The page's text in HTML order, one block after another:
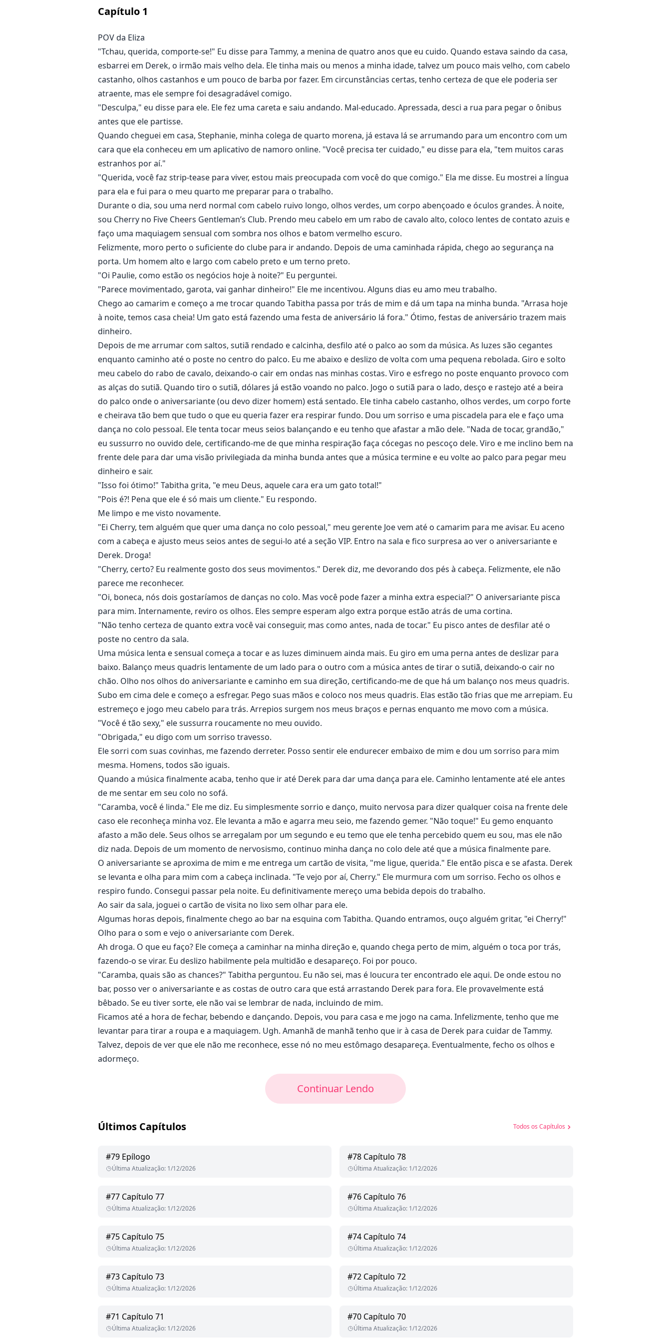
língua, pedindo entrada. Eu cedi e senti sua língua varrer minha boca. Ele me puxou para mais perto dele, sua ereção
pressionando contra meu estômago. Eu me senti sobrecarregada pelo seu cheiro, seu calor e seu gosto. Naquele momento,
Quando nos separamos, eu estava ofegante.
“É assim que você faz o momento certo.” Ele disse com uma piscadela antes de nadar para longe. Aquele idiota.
Eliza é uma humana que cuida da Tammy, de 4 anos, durante o dia, e dança em um clube de strip à noite.
Quando Derek leva seu melhor amigo Tanner ao clube de strip para uma surpresa de aniversário, ele conhece Eliza e fica
imediatamente encantado por ela.
O problema é que Derek é o irmão de Tammy, a menina que ela cuida. Ele logo a reconhece e acaba fazendo com que ela seja
demitida quando ela resistiu às suas investidas sexuais.
Incapaz de pagar o aluguel na cidade agora, ela se muda de volta para a casa do pai.
Em sua antiga cidade, ela encontra rostos antigos e novos. Trey, seu melhor amigo durante a escola, e Luke, um homem
misterioso com um segredo.
De repente, ela se vê cercada por lobisomens e vampiros em um mundo que ela não sabia que existia.
Três homens estão atrás de Eliza, mas apenas um ganhará seu coração.
Capítulo 1
POV da Eliza
"Tchau, querida, comporte-se!" Eu disse para Tammy, a menina de quatro anos que eu cuido. Quando estava saindo da casa,
esbarrei em Derek, o irmão mais velho dela. Ele tinha mais ou menos a minha idade, talvez um pouco mais velho, com cabelo
castanho, olhos castanhos e um pouco de barba por fazer. Em circunstâncias certas, tenho certeza de que ele poderia ser
atraente, mas ele sempre foi desagradável comigo.
"Desculpa," eu disse para ele. Ele fez uma careta e saiu andando. Mal-educado. Apressada, desci a rua para pegar o ônibus
antes que ele partisse.
Quando cheguei em casa, Stephanie, minha colega de quarto morena, já estava lá se arrumando para um encontro com um
cara que ela conheceu em um aplicativo de namoro online. "Você precisa ter cuidado," eu disse para ela, "tem muitos caras
estranhos por aí."
"Querida, você faz strip-tease para viver, estou mais preocupada com você do que comigo." Ela me disse. Eu mostrei a língua
para ela e fui para o meu quarto me preparar para o trabalho.
Durante o dia, sou uma nerd normal com cabelo ruivo longo, olhos verdes, um corpo abençoado e óculos grandes. À noite,
sou Cherry no Five Cheers Gentleman’s Club. Prendo meu cabelo em um rabo de cavalo alto, coloco lentes de contato azuis e
faço uma maquiagem sensual com sombra nos olhos e batom vermelho escuro.
Felizmente, moro perto o suficiente do clube para ir andando. Depois de uma caminhada rápida, chego ao segurança na
porta. Um homem alto e largo com cabelo preto e um terno preto.
"Oi Paulie, como estão os negócios hoje à noite?" Eu perguntei.
"Parece movimentado, garota, vai ganhar dinheiro!" Ele me incentivou. Alguns dias eu amo meu trabalho.
Chego ao camarim e começo a me trocar quando Tabitha passa por trás de mim e dá um tapa na minha bunda. "Arrasa hoje
à noite, temos casa cheia! Um gato está fazendo uma festa de aniversário lá fora." Ótimo, festas de aniversário trazem mais
dinheiro.
Depois de me arrumar com saltos, sutiã rendado e calcinha, desfilo até o palco ao som da música. As luzes são cegantes
enquanto caminho até o poste no centro do palco. Eu me abaixo e deslizo de volta com uma pequena rebolada. Giro e solto
meu cabelo do rabo de cavalo, deixando-o cair em ondas nas minhas costas. Viro e esfrego no poste enquanto provoco com
as alças do sutiã. Quando tiro o sutiã, dólares já estão voando no palco. Jogo o sutiã para o lado, desço e rastejo até a beira
do palco onde o aniversariante (ou devo dizer homem) está sentado. Ele tinha cabelo castanho, olhos verdes, um corpo forte
e cheirava tão bem que tudo o que eu queria fazer era respirar fundo. Dou um sorriso e uma piscadela para ele e faço uma
dança no colo pessoal. Ele tenta tocar meus seios balançando e eu tenho que afastar a mão dele. "Nada de tocar, grandão,"
eu sussurro no ouvido dele, certificando-me de que minha respiração faça cócegas no pescoço dele. Viro e me inclino bem na
frente dele para dar uma visão privilegiada da minha bunda antes que a música termine e eu volte ao palco para pegar meu
dinheiro e sair.
"Isso foi ótimo!" Tabitha grita, "e meu Deus, aquele cara era um gato total!"
"Pois é?! Pena que ele é só mais um cliente." Eu respondo.
Me limpo e me visto novamente.
"Ei Cherry, tem alguém que quer uma dança no colo pessoal," meu gerente Joe vem até o camarim para me avisar. Eu aceno
com a cabeça e ajusto meus seios antes de segui-lo até a seção VIP. Entro na sala e fico surpresa ao ver o aniversariante e
Derek. Droga!
"Cherry, certo? Eu realmente gosto dos seus movimentos." Derek diz, me devorando dos pés à cabeça. Felizmente, ele não
parece me reconhecer.
"Oi, boneca, nós dois gostaríamos de danças no colo. Mas você pode fazer a minha extra especial?" O aniversariante pisca
para mim. Internamente, reviro os olhos. Eles sempre esperam algo extra porque estão atrás de uma cortina.
"Não tenho certeza de quanto extra você vai conseguir, mas como antes, nada de tocar." Eu pisco antes de desfilar até o
poste no centro da sala.
Uma música lenta e sensual começa a tocar e as luzes diminuem ainda mais. Eu giro em uma perna antes de deslizar para
baixo. Balanço meus quadris lentamente de um lado para o outro com a música antes de tirar o sutiã, deixando-o cair no
chão. Olho nos olhos do aniversariante e caminho em sua direção, certificando-me de que há um balanço nos meus quadris.
Subo em cima dele e começo a esfregar. Pego suas mãos e coloco nos meus quadris. Elas estão tão frias que me arrepiam. Eu
estremeço e jogo meu cabelo para trás. Arrepios surgem nos meus braços e pernas enquanto me movo com a música.
"Você é tão sexy," ele sussurra roucamente no meu ouvido.
"Obrigada," eu digo com um sorriso travesso.
Ele sorri com suas covinhas, me fazendo derreter. Posso sentir ele endurecer embaixo de mim e dou um sorriso para mim
mesma. Homens, todos são iguais.
Quando a música finalmente acaba, tenho que ir até Derek para dar uma dança para ele. Caminho lentamente até ele antes
de me sentar em seu colo no sofá.
"Caramba, você é linda." Ele me diz. Eu simplesmente sorrio e danço, muito nervosa para dizer qualquer coisa na frente dele
caso ele reconheça minha voz. Ele levanta a mão e agarra meu seio, me fazendo gemer. "Não toque!" Eu gemo enquanto
afasto a mão dele. Seus olhos se arregalam por um segundo e eu temo que ele tenha percebido quem eu sou, mas ele não
diz nada. Depois de um momento de nervosismo, continuo minha dança no colo dele até que a música finalmente pare.
O aniversariante se aproxima de mim e me entrega um cartão de visita, "me ligue, querida." Ele então pisca e se afasta. Derek
se levanta e olha para mim com a cabeça inclinada. "Te vejo por aí, Cherry." Ele murmura com um sorriso. Fecho os olhos e
respiro fundo. Consegui passar pela noite. Eu definitivamente mereço uma bebida depois do trabalho.
Ao sair da sala, joguei o cartão de visita no lixo sem olhar para ele.
Algumas horas depois, finalmente chego ao bar na esquina com Tabitha. Quando entramos, ouço alguém gritar, "ei Cherry!"
Olho para o som e vejo o aniversariante com Derek.
Ah droga. O que eu faço? Ele começa a caminhar na minha direção e, quando chega perto de mim, alguém o toca por trás,
fazendo-o se virar. Eu deslizo habilmente pela multidão e desapareço. Foi por pouco.
"Caramba, quais são as chances?" Tabitha perguntou. Eu não sei, mas é loucura ter encontrado ele aqui. De onde estou no
bar, posso ver o aniversariante e as costas de outro cara que está arrastando Derek para fora. Ele provavelmente está
bêbado. Se eu tiver sorte, ele não vai se lembrar de nada, incluindo de mim.
Ficamos até a hora de fechar, bebendo e dançando. Depois, vou para casa e me jogo na cama. Infelizmente, tenho que me
levantar para tirar a roupa e a maquiagem. Ugh. Amanhã de manhã tenho que ir à casa de Derek para cuidar de Tammy.
Talvez, depois de ver que ele não me reconhece, esse nó no meu estômago desapareça. Eventualmente, fecho os olhos e
adormeço.
Continuar Lendo
Últimos Capítulos Todos os Capítulos
#79 Epílogo
Última Atualização: 1/12/2026
#78 Capítulo 78
Última Atualização: 1/12/2026
#77 Capítulo 77
Última Atualização: 1/12/2026
#76 Capítulo 76
Última Atualização: 1/12/2026
#75 Capítulo 75
Última Atualização: 1/12/2026
#74 Capítulo 74
Última Atualização: 1/12/2026
#73 Capítulo 73
Última Atualização: 1/12/2026
#72 Capítulo 72
Última Atualização: 1/12/2026
#71 Capítulo 71
Última Atualização: 1/12/2026
#70 Capítulo 70
Última Atualização: 1/12/2026